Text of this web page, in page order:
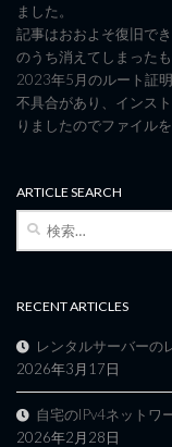
ました。
記事はおおよそ復旧でき
のうち消えてしまった
2023年5月のルート証
不具合があり、インス
りましたのでファイル
ARTICLE SEARCH
RECENT ARTICLES
レンタルサーバーの
2026年3月17日
自宅のIPv4ネットワ
2026年2月28日